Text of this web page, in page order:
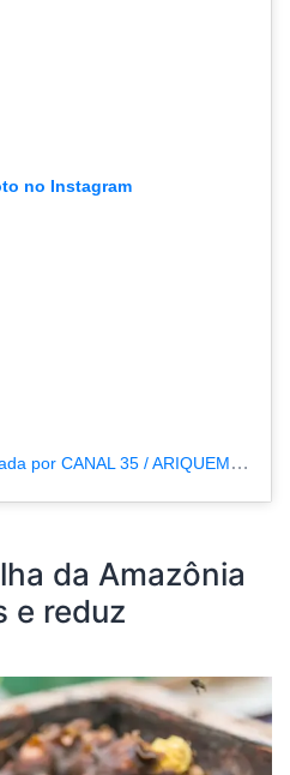
no Instagram
Uma publicação compartilhada por CANAL 35 / ARIQUEMES190 (@tvpcanal35)
da Amazônia
e reduz